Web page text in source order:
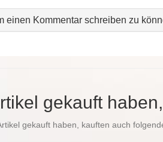
einen Kommentar schreiben zu
gekauft
gekauft haben, kauften auch